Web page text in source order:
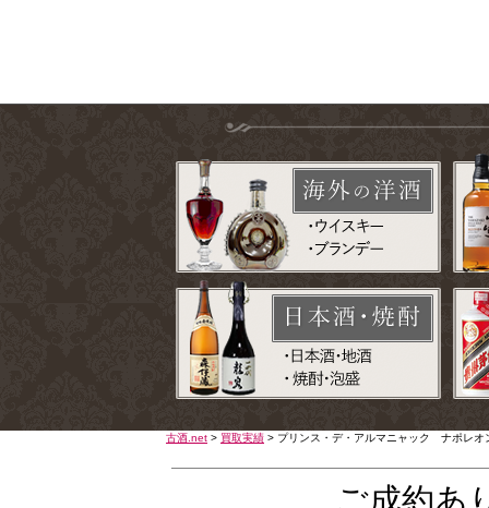
古酒.net > 買取実績 > プリンス・デ・アルマニャック ナポレ
ご成約あ